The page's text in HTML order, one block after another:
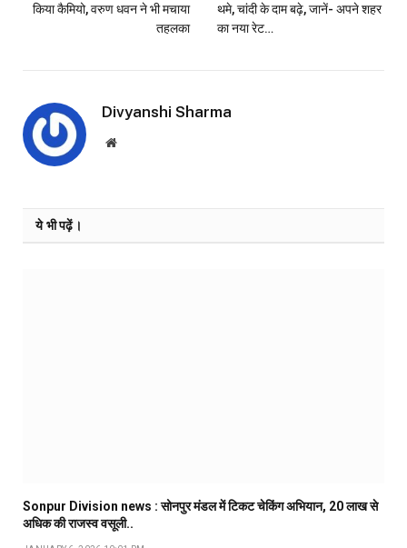
किया कैमियो, वरुण धवन ने भी मचाया
तहलका
थमे, चांदी के दाम बढ़े, जानें- अपने शहर
का नया रेट…
Divyanshi Sharma
Website
ये भी पढ़ें।
Sonpur Division news : सोनपुर मंडल में टिकट चेकिंग अभियान, ₹20 लाख से
अधिक की राजस्व वसूली..